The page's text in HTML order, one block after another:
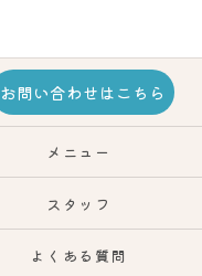
お問い合わせはこちら
メニュー
スタッフ
よくある質問